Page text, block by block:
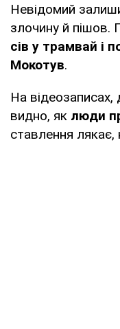
Невідомий
злочину й пішов.
сів у трамвай і
Мокотув.
На відеозаписах,
видно, як люди
ставлення лякає,